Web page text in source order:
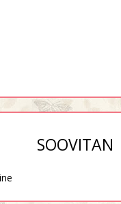
SOOVITAN